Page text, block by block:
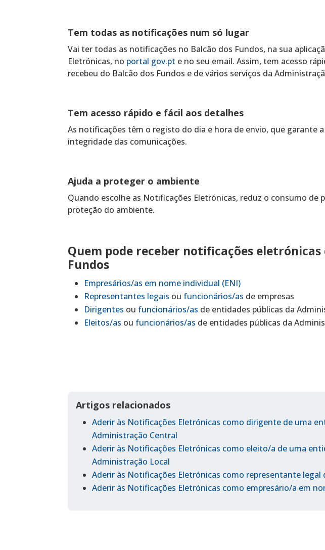
Tem todas as notificações num só lugar
Vai ter todas as notificações no Balcão dos Fundos, na sua
Eletrónicas, no portal gov.pt e no seu email. Assim, tem acesso
recebeu do Balcão dos Fundos e de vários serviços da
Tem acesso rápido e fácil aos detalhes
As notificações têm o registo do dia e hora de envio, que garante
integridade das comunicações.
Ajuda a proteger o ambiente
Quando escolhe as Notificações Eletrónicas, reduz o consumo de
proteção do ambiente.
Quem pode receber notificações eletrónicas
Fundos
Empresários/as em nome individual (ENI)
Representantes legais ou funcionários/as de empresas
Dirigentes ou funcionários/as de entidades públicas da
Eleitos/as ou funcionários/as de entidades públicas da
Artigos relacionados
Aderir às Notificações Eletrónicas como dirigente de uma
Administração Central
Aderir às Notificações Eletrónicas como eleito/a de uma
Administração Local
Aderir às Notificações Eletrónicas como representante legal
Aderir às Notificações Eletrónicas como empresário/a em